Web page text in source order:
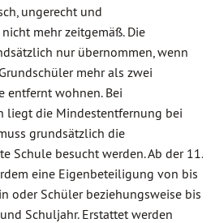
ungerecht und
mehr zeitgemäß. Die
nur übernommen, wenn
mehr als zwei
entfernt wohnen. Bei
liegt die Mindestentfernung bei
grundsätzlich die
Schule besucht werden. Ab der 11.
eine Eigenbeteiligung von bis
oder Schüler beziehungsweise bis
Schuljahr. Erstattet werden